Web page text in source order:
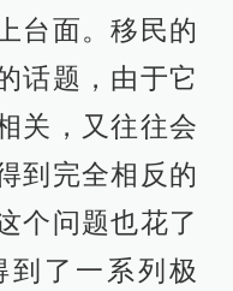
台面。移民的
话题，由于它
关，又往往会
到完全相反的
个问题也花了
了一系列极